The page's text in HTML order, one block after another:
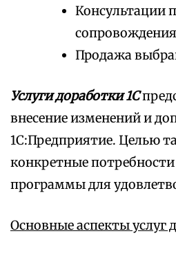
Консультации
сопровождения
Продажа
Услуги доработки 1С
внесение изменений и
1С:Предприятие. Целью
конкретные
программы для
Основные аспекты услуг